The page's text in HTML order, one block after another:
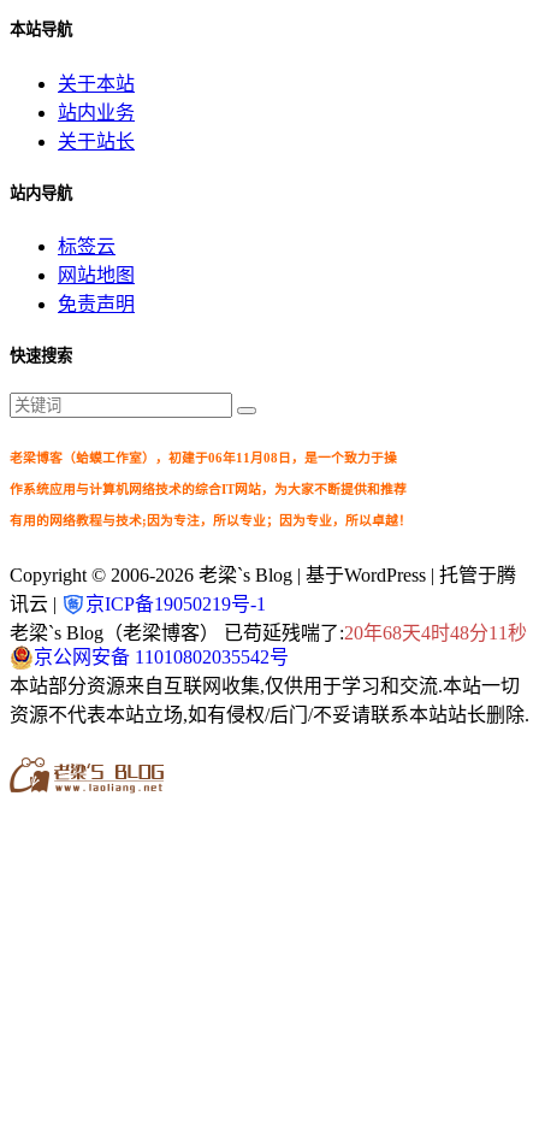
本站导航
关于本站
站内业务
关于站长
站内导航
标签云
网站地图
免责声明
快速搜索
老梁博客（蛤蟆工作室），初建于06年11月08日，是一个致力于操
作系统应用与计算机网络技术的综合IT网站，为大家不断提供和推荐
有用的网络教程与技术;因为专注，所以专业；因为专业，所以卓越！
Copyright © 2006-2026 老梁`s Blog | 基于WordPress | 托管于腾
讯云 |
京ICP备19050219号-1
老梁`s Blog（老梁博客） 已苟延残喘了:20年68天4时48分12秒
京公网安备 11010802035542号
本站部分资源来自互联网收集,仅供用于学习和交流.本站一切
资源不代表本站立场,如有侵权/后门/不妥请联系本站站长删除.